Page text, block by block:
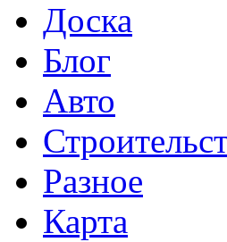
Доска
Блог
Авто
Разное
Карта